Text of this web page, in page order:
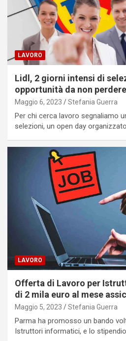
LAVORO
Lidl, 2 giorni intensi di
opportunità da non perdere
Maggio 6, 2023 Stefania Guerra
Per chi cerca lavoro segnaliamo
selezioni, un open day
LAVORO
Offerta di Lavoro per
di 2 mila euro al mese
Maggio 5, 2023 Stefania Guerra
Parma ha promosso un bando
Istruttori informatici, e lo